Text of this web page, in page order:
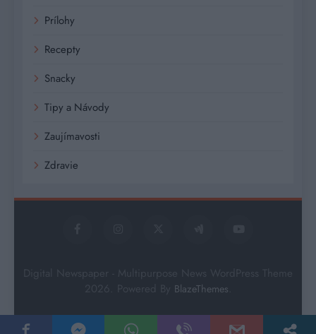
Prílohy
Recepty
Snacky
Tipy a Návody
Zaujímavosti
Zdravie
BlazeThemes